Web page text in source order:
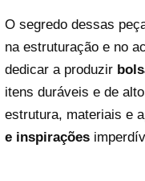
O segredo dessas
na estruturação e no
dedicar a produzir
itens duráveis e de
estrutura, materiais e
e inspirações